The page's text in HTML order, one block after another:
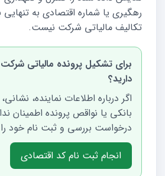
رهگیری یا شماره اقتصادی به تنهایی
تکالیف مالیاتی شرکت نیست.
برای تشکیل پرونده مالیاتی
دارید؟
اگر درباره اطلاعات نماینده،
بانکی یا نواقص پرونده اطمینان
درخواست بررسی و ثبت نام خود را
انجام ثبت نام کد اقتصادی